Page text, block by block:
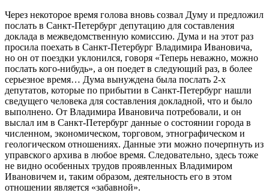
Через некоторое время голова вновь созвал Думу и предложил
послать в Санкт-Петербург депутацию для составления
доклада в межведомственную комиссию. Дума и на этот раз
просила поехать в Санкт-Петербург Владимира Ивановича,
но он от поездки уклонился, говоря «Теперь неважно, можно
послать кого-нибудь», а он поедет в следующий раз, в более
серьезное время… Дума вынуждена была послать 2-х
депутатов, которые по прибытии в Санкт-Петербург нашли
сведущего человека для составления докладной, что и было
выполнено. От Владимира Ивановича потребовали, и он
выслал им в Санкт-Петербург данные о состоянии города в
численном, экономическом, торговом, этнографическом и
геологическом отношениях. Данные эти можно почерпнуть из
управского архива в любое время. Следовательно, здесь тоже
не видно особенных трудов проявленных Владимиром
Ивановичем и, таким образом, деятельность его в этом
отношении является «забавной».